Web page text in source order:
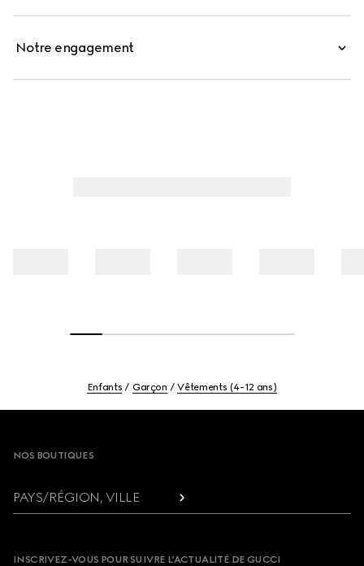
Notre engagement
Enfants Garçon Vêtements (4-12 ans)
NOS BOUTIQUES
PAYS/RÉGION, VILLE
INSCRIVEZ-VOUS POUR SUIVRE L’ACTUALITÉ DE GUCCI